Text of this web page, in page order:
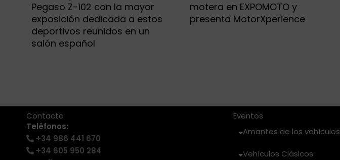
Pegaso Z-102 con la mayor
exposición dedicada a estos
deportivos reunidos en un
salón español
motera en EXPOMOTO y
presenta MotorXperience
Contacto
Teléfonos:
+34 986 441 670
+34 605 950 284
Eventos
Amantes de los vehículos
Vehículos Clásicos